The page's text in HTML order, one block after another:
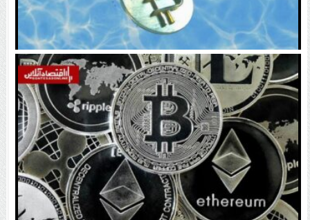
اتفاق تاریخی در بازار رمزارزها / بیت‌کوین سبز شد